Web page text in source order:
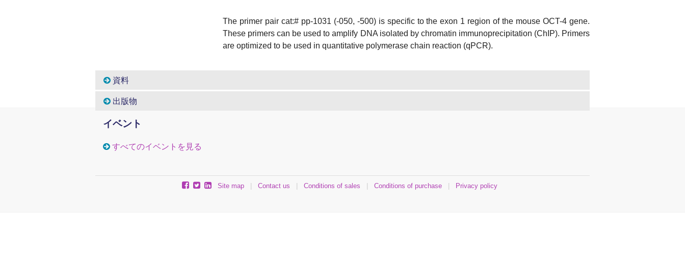
The primer pair cat:# pp-1031 (-050, -500) is specific to the exon 1 region of the mouse OCT-4 gene.
These primers can be used to amplify DNA isolated by chromatin immunoprecipitation (ChIP). Primers
are optimized to be used in quantitative polymerase chain reaction (qPCR).
資料
出版物
イベント
すべてのイベントを見る
Site map Contact us Conditions of sales Conditions of purchase Privacy policy